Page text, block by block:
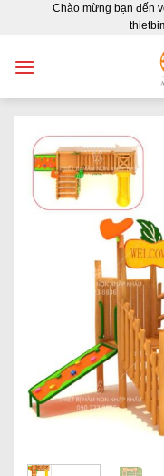
Chào mừng bạn đến